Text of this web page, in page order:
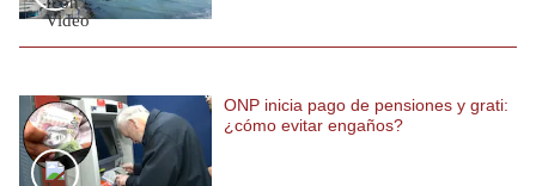
ONP inicia pago de pensiones y grati:
¿cómo evitar engaños?